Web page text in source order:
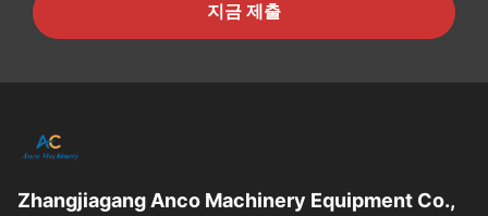
지금 제출
Zhangjiagang Anco Machinery Equipment Co.,